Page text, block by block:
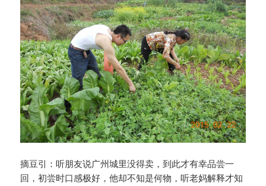
摘豆引：听朋友说广州城里没得卖，到此才有幸品尝一
回，初尝时口感极好，他却不知是何物，听老妈解释才知